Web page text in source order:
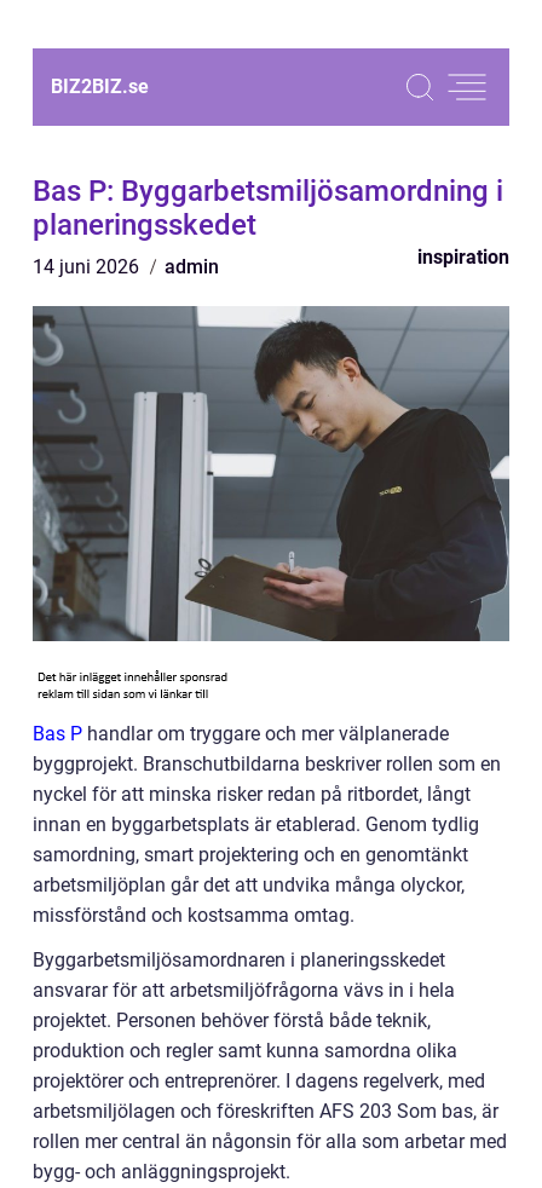
BIZ2BIZ.se
Bas P: Byggarbetsmiljösamordning i
planeringsskedet
14 juni 2026 admin inspiration
Bas P handlar om tryggare och mer välplanerade
byggprojekt. Branschutbildarna beskriver rollen som en
nyckel för att minska risker redan på ritbordet, långt
innan en byggarbetsplats är etablerad. Genom tydlig
samordning, smart projektering och en genomtänkt
arbetsmiljöplan går det att undvika många olyckor,
missförstånd och kostsamma omtag.
Byggarbetsmiljösamordnaren i planeringsskedet
ansvarar för att arbetsmiljöfrågorna vävs in i hela
projektet. Personen behöver förstå både teknik,
produktion och regler samt kunna samordna olika
projektörer och entreprenörer. I dagens regelverk, med
arbetsmiljölagen och föreskriften AFS 203 Som bas, är
rollen mer central än någonsin för alla som arbetar med
bygg- och anläggningsprojekt.